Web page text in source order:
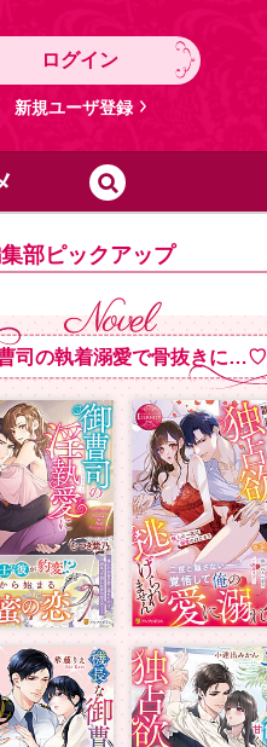
ログイン
新規ユーザ登録
部ピックアップ
司の執着溺愛で骨抜きに…♡